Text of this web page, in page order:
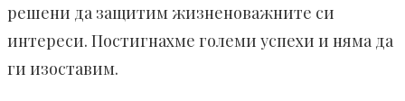
решени да защитим жизненоважните си
интереси. Постигнахме големи успехи и няма да
ги изоставим.